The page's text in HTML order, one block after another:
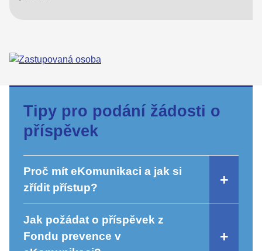
Tipy pro podání žádosti o
příspěvek
Proč mít eKomunikaci a jak si
zřídit přístup?
Jak požádat o příspěvek z
Fondu prevence v